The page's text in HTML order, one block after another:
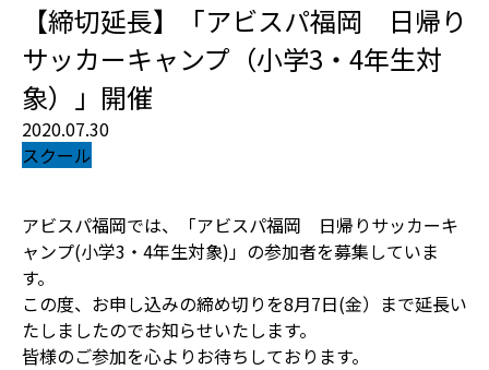
【締切延長】「アビスパ福岡 日帰り
サッカーキャンプ（小学3・4年生対
象）」開催
2020.07.30
スクール
アビスパ福岡では、「アビスパ福岡 日帰りサッカーキ
ャンプ(小学3・4年生対象)」の参加者を募集していま
す。
この度、お申し込みの締め切りを8月7日(金）まで延長い
たしましたのでお知らせいたします。
皆様のご参加を心よりお待ちしております。